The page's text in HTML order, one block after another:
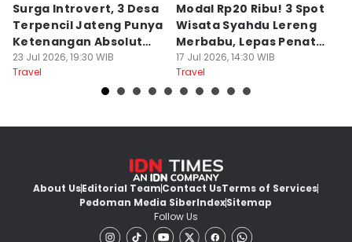
Surga Introvert, 3 Desa
Terpencil Jateng Punya
Ketenangan Absolut
Untuk Disconect
23 Jul 2026, 19:30 WIB
Travel
Modal Rp20 Ribu! 3 Spot
Wisata Syahdu Lereng
Merbabu, Lepas Penat
akhir Pekan!
17 Jul 2026, 14:30 WIB
Travel
About UsEditorial TeamContact UsTerms of Services
Pedoman Media SiberIndexSitemap
Follow Us